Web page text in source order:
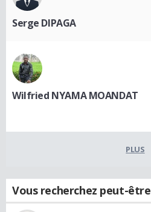
Serge DIPAGA
Wilfried NYAMA MOANDAT
PLUS
Vous recherchez peut-être